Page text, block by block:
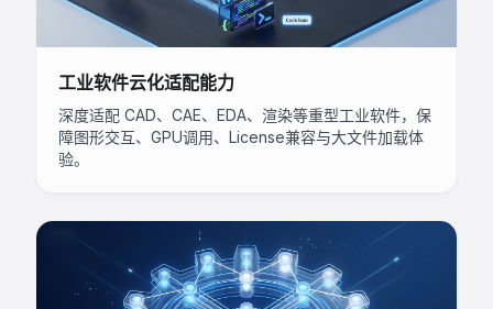
工业软件云化适配能力
深度适配 CAD、CAE、EDA、渲染等重型工业软件，保
障图形交互、GPU调用、License兼容与大文件加载体
验。